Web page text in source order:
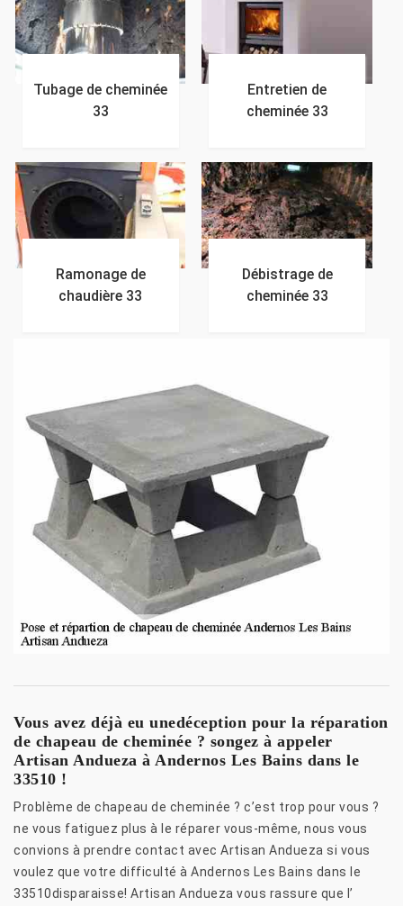
Tubage de cheminée
33
Entretien de
cheminée 33
Ramonage de
chaudière 33
Débistrage de
cheminée 33
Vous avez déjà eu unedéception pour la réparation
de chapeau de cheminée ? songez à appeler
Artisan Andueza à Andernos Les Bains dans le
33510 !
Problème de chapeau de cheminée ? c’est trop pour vous ?
ne vous fatiguez plus à le réparer vous-même, nous vous
convions à prendre contact avec Artisan Andueza si vous
voulez que votre difficulté à Andernos Les Bains dans le
33510disparaisse! Artisan Andueza vous rassure que l’